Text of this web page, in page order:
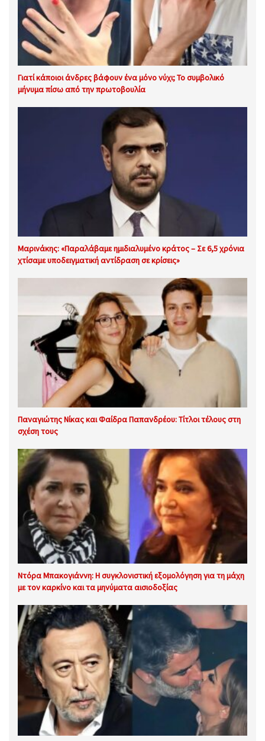
Γιατί κάποιοι άνδρες βάφουν ένα μόνο νύχι; Το συμβολικό
μήνυμα πίσω από την πρωτοβουλία
Μαρινάκης: «Παραλάβαμε ημιδιαλυμένο κράτος – Σε 6,5 χρόνια
χτίσαμε υποδειγματική αντίδραση σε κρίσεις»
Παναγιώτης Νίκας και Φαίδρα Παπανδρέου: Τίτλοι τέλους στη
σχέση τους
Ντόρα Μπακογιάννη: Η συγκλονιστική εξομολόγηση για τη μάχη
με τον καρκίνο και τα μηνύματα αισιοδοξίας